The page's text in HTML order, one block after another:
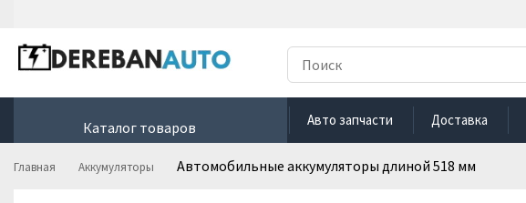
Каталог товаров Авто запчасти Доставка
Главная Аккумуляторы Автомобильные аккумуляторы длиной 518 мм